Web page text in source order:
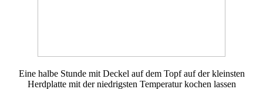
Eine halbe Stunde mit Deckel auf dem Topf auf der kleinsten
Herdplatte mit der niedrigsten Temperatur kochen lassen